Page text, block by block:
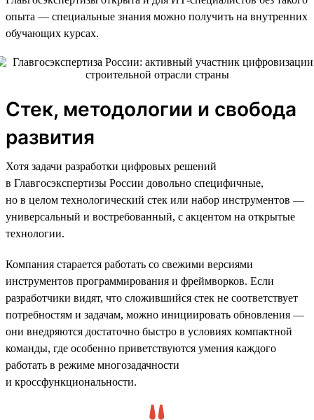
опыта — специальные знания можно получить на внутренних
обучающих курсах.
Стек, методологии и свобода
развития
Хотя задачи разработки цифровых решений
в Главгосэкспертизы России довольно специфичные,
но в целом технологический стек или набор инструментов —
универсальный и востребованный, с акцентом на открытые
технологии.
Компания старается работать со свежими версиями
инструментов программирования и фреймворков. Если
разработчики видят, что сложившийся стек не соответствует
потребностям и задачам, можно инициировать обновления —
они внедряются достаточно быстро в условиях компактной
команды, где особенно приветствуются умения каждого
работать в режиме многозадачности
и кроссфункциональности.